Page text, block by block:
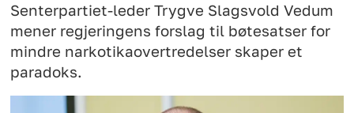
Senterpartiet-leder Trygve Slagsvold Vedum
mener regjeringens forslag til bøtesatser for
mindre narkotikaovertredelser skaper et
paradoks.